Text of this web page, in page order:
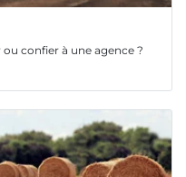
confier à une agence ?